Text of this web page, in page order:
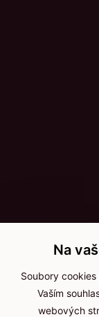
Na
Soubory
Vaším
webových